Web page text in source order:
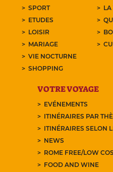
SPORT
ETUDES
LOISIR
MARIAGE
VIE NOCTURNE
SHOPPING
LA
VOTRE VOYAGE
EVÉNEMENTS
ITINÉRAIRES PAR
ITINÉRAIRES SELON
NEWS
ROME FREE/LOW
FOOD AND WINE